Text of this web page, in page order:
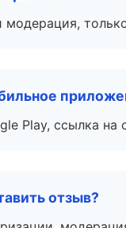
модерация,
Play, ссылка на
отзыв?